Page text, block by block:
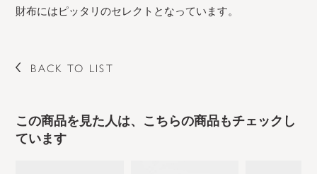
財布にはピッタリのセレクトとなっています。
BACK TO LIST
この商品を見た人は、こちらの商品もチェックし
ています